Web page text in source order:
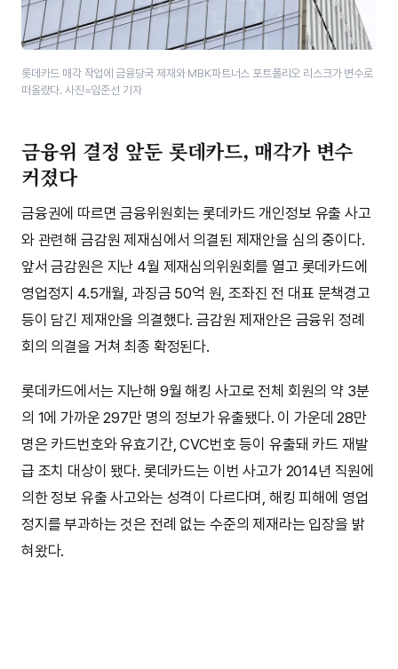
롯데카드 매각 작업에 금융당국 제재와 MBK파트너스 포트폴리오 리스크가 변수로
떠올랐다. 사진=임준선 기자
금융위 결정 앞둔 롯데카드, 매각가 변수
커졌다
금융권에 따르면 금융위원회는 롯데카드 개인정보 유출 사고
와 관련해 금감원 제재심에서 의결된 제재안을 심의 중이다.
앞서 금감원은 지난 4월 제재심의위원회를 열고 롯데카드에
영업정지 4.5개월, 과징금 50억 원, 조좌진 전 대표 문책경고
등이 담긴 제재안을 의결했다. 금감원 제재안은 금융위 정례
회의 의결을 거쳐 최종 확정된다.
롯데카드에서는 지난해 9월 해킹 사고로 전체 회원의 약 3분
의 1에 가까운 297만 명의 정보가 유출됐다. 이 가운데 28만
명은 카드번호와 유효기간, CVC번호 등이 유출돼 카드 재발
급 조치 대상이 됐다. 롯데카드는 이번 사고가 2014년 직원에
의한 정보 유출 사고와는 성격이 다르다며, 해킹 피해에 영업
정지를 부과하는 것은 전례 없는 수준의 제재라는 입장을 밝
혀왔다.